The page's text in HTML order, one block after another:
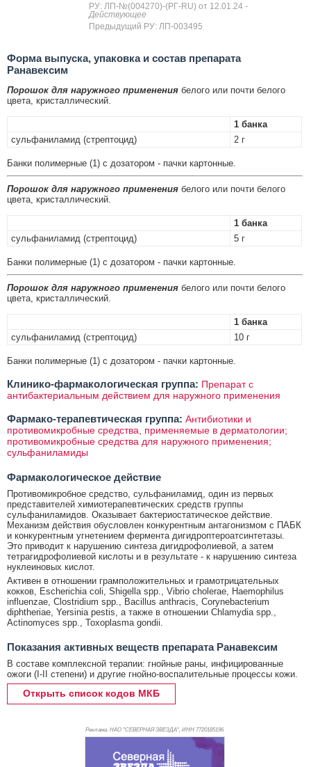
РУ: ЛП-№(004270)-(РГ-RU) от 12.01.24 -
Действующее
Предыдущий РУ: ЛП-003495
Форма выпуска, упаковка и состав препарата
Ранавексим
Порошок для наружного применения белого или почти белого
цвета, кристаллический.
1 банка
сульфаниламид (стрептоцид)
2 г
Банки полимерные (1) с дозатором - пачки картонные.
Порошок для наружного применения белого или почти белого
цвета, кристаллический.
1 банка
сульфаниламид (стрептоцид)
5 г
Банки полимерные (1) с дозатором - пачки картонные.
Порошок для наружного применения белого или почти белого
цвета, кристаллический.
1 банка
сульфаниламид (стрептоцид)
10 г
Банки полимерные (1) с дозатором - пачки картонные.
Клинико-фармакологическая группа: Препарат с
антибактериальным действием для наружного применения
Фармако-терапевтическая группа: Антибиотики и
противомикробные средства, применяемые в дерматологии;
противомикробные средства для наружного применения;
сульфаниламиды
Фармакологическое действие
Противомикробное средство, сульфаниламид, один из первых
представителей химиотерапевтических средств группы
сульфаниламидов. Оказывает бактериостатическое действие.
Механизм действия обусловлен конкурентным антагонизмом с ПАБК
и конкурентным угнетением фермента дигидроптероатсинтетазы.
Это приводит к нарушению синтеза дигидрофолиевой, а затем
тетрагидрофолиевой кислоты и в результате - к нарушению синтеза
нуклеиновых кислот.
Активен в отношении грамположительных и грамотрицательных
кокков, Escherichia coli, Shigella spp., Vibrio cholerae, Haemophilus
influenzae, Clostridium spp., Bacillus anthracis, Corynebacterium
diphtheriae, Yersinia pestis, а также в отношении Chlamydia spp.,
Actinomyces spp., Toxoplasma gondii.
Показания активных веществ препарата Ранавексим
В составе комплексной терапии: гнойные раны, инфицированные
ожоги (I-II степени) и другие гнойно-воспалительные процессы кожи.
Открыть список кодов МКБ
Реклама. НАО "СЕВЕРНАЯ ЗВЕЗДА", ИНН 7720185196